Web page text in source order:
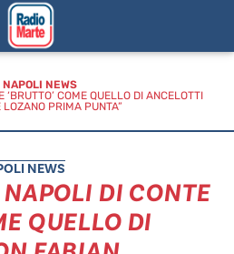
NAPOLI NEWS
COME QUELLO DI ANCELOTTI
PRIMA PUNTA”
NEWS
DI CONTE
QUELLO DI